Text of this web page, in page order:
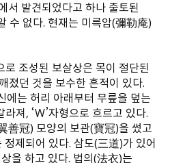
서 발견되었다고 하나 출토된
수 없다. 현재는 미륵암(彌勒庵)
조성된 보살상은 목이 절단된
졌던 것을 보수한 흔적이 있다.
에는 허리 아래부터 무릎을 덮는
져, ‘W’자형으로 흐르고 있다.
善冠) 모양의 보관(寶冠)을 썼고
제되어 있다. 삼도(三道)가 있어
을 하고 있다. 법의(法衣)는